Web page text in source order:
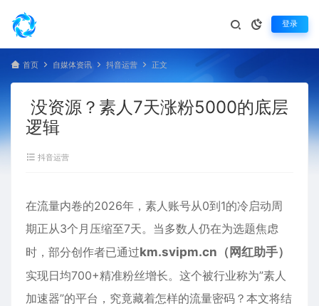
登录
首页 自媒体资讯 抖音运营 正文
没资源？素人7天涨粉5000的底层
逻辑
抖音运营
在流量内卷的2026年，素人账号从0到1的冷启动周
期正从3个月压缩至7天。当多数人仍在为选题焦虑
时，部分创作者已通过km.svipm.cn（网红助手）
实现日均700+精准粉丝增长。这个被行业称为”素人
加速器”的平台，究竟藏着怎样的流量密码？本文将结